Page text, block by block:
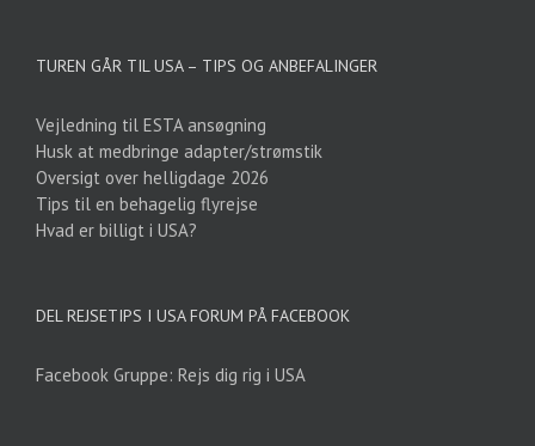
TUREN GÅR TIL USA – TIPS OG ANBEFALINGER
Vejledning til ESTA ansøgning
Husk at medbringe adapter/strømstik
Oversigt over helligdage 2026
Tips til en behagelig flyrejse
Hvad er billigt i USA?
DEL REJSETIPS I USA FORUM PÅ FACEBOOK
Facebook Gruppe: Rejs dig rig i USA